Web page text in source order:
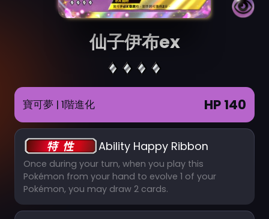
仙子伊布ex
寶可夢 | 1階進化 HP 140
Ability Happy Ribbon
Once during your turn, when you play this
Pokémon from your hand to evolve 1 of your
Pokémon, you may draw 2 cards.